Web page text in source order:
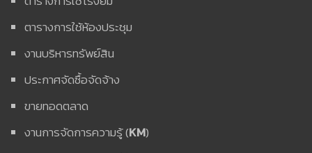
ตารางการใช้ห้องประชุม
งานบริหารทรัพย์สิน
ประกาศจัดซื้อจัดจ้าง
ขายทอดตลาด
งานการจัดการความรู้ (KM)